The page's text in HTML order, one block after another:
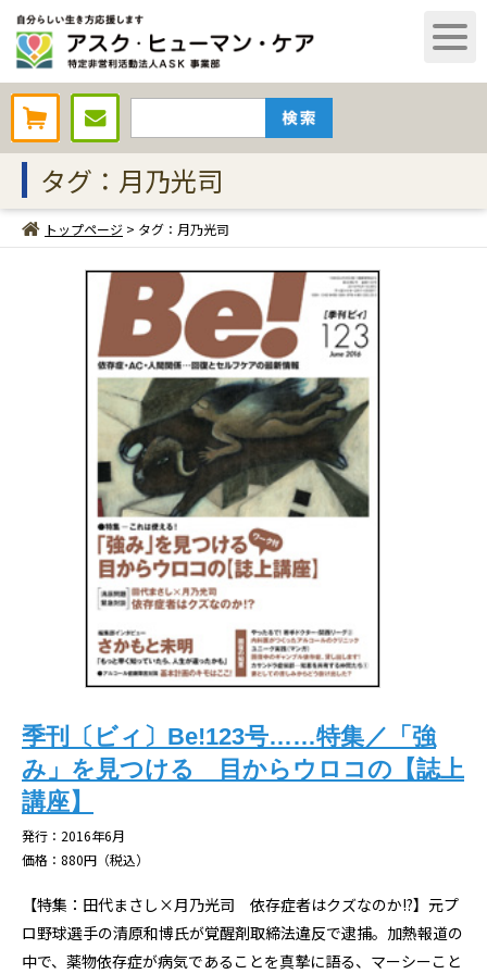
AHCオンラインショップ
タグ：月乃光司
トップページ > タグ：月乃光司
季刊〔ビィ〕Be!123号……特集／「強
み」を見つける 目からウロコの【誌上
講座】
発行：2016年6月
価格：880円（税込）
【特集：田代まさし×月乃光司 依存症者はクズなのか!?】元プ
ロ野球選手の清原和博氏が覚醒剤取締法違反で逮捕。加熱報道の
中で、薬物依存症が病気であることを真摯に語る、マーシーこと